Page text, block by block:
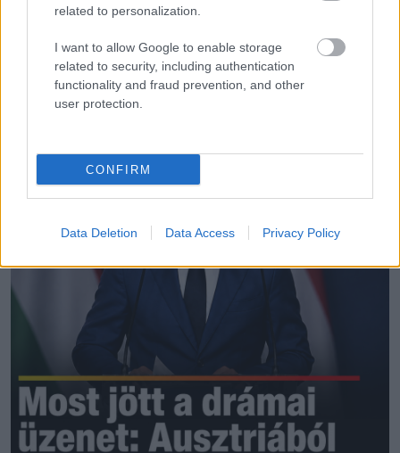
related to personalization.
I want to allow Google to enable storage
related to security, including authentication
functionality and fraud prevention, and other
user protection.
CONFIRM
Data Deletion Data Access Privacy Policy
LEGÚJABB POSZTOK: